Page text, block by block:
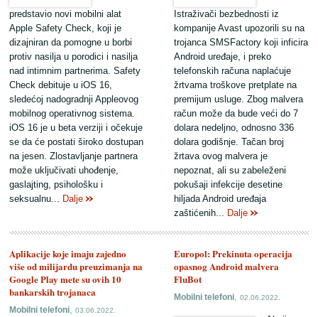
Istraživači bezbednosti iz
kompanije Avast upozorili su na
trojanca SMSFactory koji inficira
Android uređaje, i preko
telefonskih računa naplaćuje
žrtvama troškove pretplate na
premijum usluge. Zbog malvera
račun može da bude veći do 7
dolara nedeljno, odnosno 336
dolara godišnje. Tačan broj
žrtava ovog malvera je
nepoznat, ali su zabeleženi
pokušaji infekcije desetine
hiljada Android uređaja
zaštićenih... Dalje
predstavio novi mobilni alat
Apple Safety Check, koji je
dizajniran da pomogne u borbi
protiv nasilja u porodici i nasilja
nad intimnim partnerima. Safety
Check debituje u iOS 16,
sledećoj nadogradnji Appleovog
mobilnog operativnog sistema.
iOS 16 je u beta verziji i očekuje
se da će postati široko dostupan
na jesen. Zlostavljanje partnera
može uključivati uhođenje,
gaslajting, psihološku i
seksualnu... Dalje
Europol: Prekinuta operacija
opasnog Android malvera
FluBot
Mobilni telefoni,02.06.2022.
Aplikacije koje imaju zajedno
više od milijardu preuzimanja na
Google Play mete su ovih 10
bankarskih trojanaca
Mobilni telefoni,03.06.2022.